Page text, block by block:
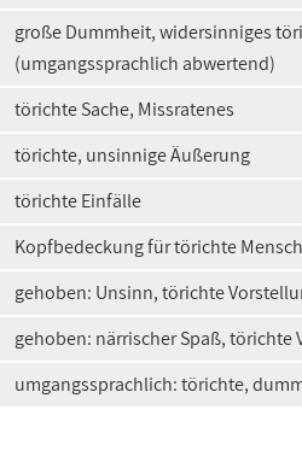
große Dummheit, widersinniges
(umgangssprachlich abwertend)
törichte Sache, Missratenes
törichte, unsinnige Äußerung
törichte Einfälle
Kopfbedeckung für törichte
gehoben: Unsinn, törichte
gehoben: närrischer Spaß, törichte
umgangssprachlich: törichte,